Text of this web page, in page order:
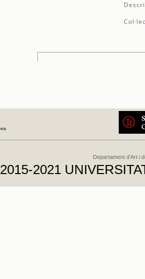
Departament d'Art i
2015-2021